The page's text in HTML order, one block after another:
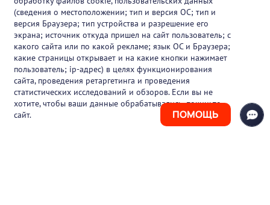
ПОМОЩЬ
Партнеры
О проекте
Вакансии
Блог
Контакты
(сведения о местоположении; тип и версия ОС; тип и
версия Браузера; тип устройства и разрешение его
экрана; источник откуда пришел на сайт пользователь; с
какого сайта или по какой рекламе; язык ОС и Браузера;
какие страницы открывает и на какие кнопки нажимает
пользователь; ip-адрес) в целях функционирования
сайта, проведения ретаргетинга и проведения
статистических исследований и обзоров. Если вы не
хотите, чтобы ваши данные обрабатывались, покиньте
сайт.